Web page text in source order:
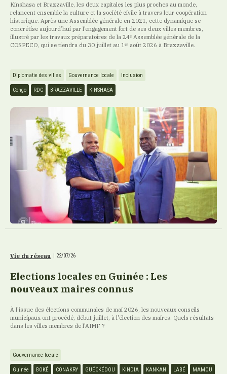
Kinshasa et Brazzaville, les deux capitales les plus proches au monde,
relancent ensemble la culture et la société civile à travers leur coopération
historique. Après une Assemblée générale en 2021, cette dynamique se
concrétise aujourd’hui par l’engagement fort de ses deux villes membres,
illustré par les travaux préparatoires de la 24ᵉ Assemblée générale de la
COSPECO, qui se tiendra du 30 juillet au 1ᵉʳ août 2026 à Brazzaville.
Diplomatie des villes Gouvernance locale Inclusion
Congo RDC BRAZZAVILLE KINSHASA
Vie du réseau | 22/07/26
Elections locales en Guinée : Les
nouveaux maires connus
À l'issue des élections communales de mai 2026, les nouveaux conseils
municipaux ont procédé, début juillet, à l'élection des maires. Quels résultats
dans les villes membres de l’AIMF ?
Gouvernance locale
Guinée BOKÉ CONAKRY GUÉCKÉDOU KINDIA KANKAN LABÉ MAMOU